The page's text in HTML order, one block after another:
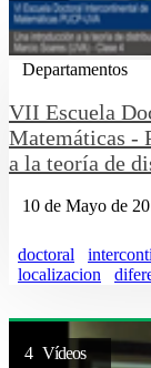
Departamentos
VII Escuela
Matemáticas -
a la teoría de
10 de Mayo de
doctoral
localizacion
4 Vídeos